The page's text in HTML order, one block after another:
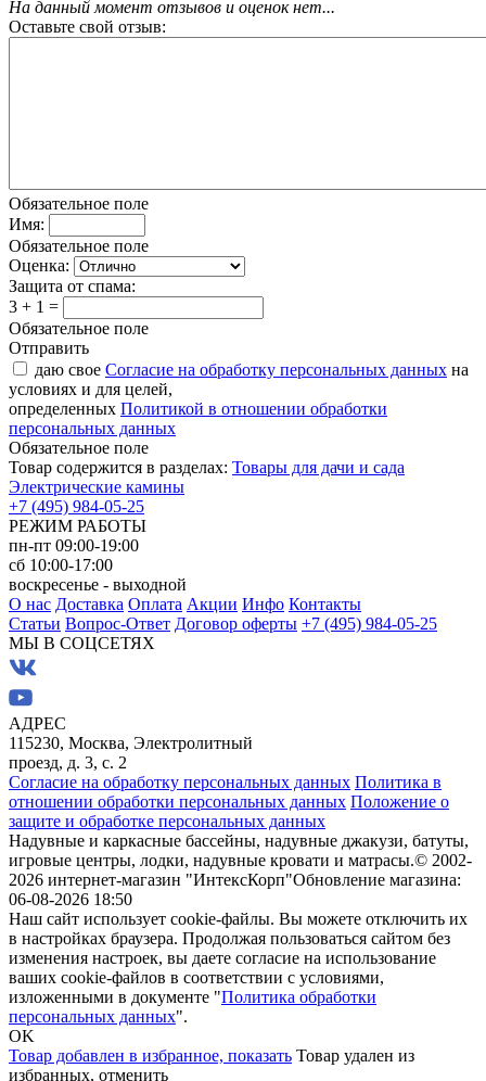
На данный момент отзывов и оценок нет...
Оставьте свой отзыв:
Обязательное поле
Имя:
Обязательное поле
Оценка:
Защита от спама:
3 + 1 =
Обязательное поле
Отправить
даю свое Согласие на обработку персональных данных на
условиях и для целей,
определенных Политикой в отношении обработки
персональных данных
Обязательное поле
Товар содержится в разделах: Товары для дачи и сада
Электрические камины
+7 (495) 984-05-25
РЕЖИМ РАБОТЫ
пн-пт 09:00-19:00
сб 10:00-17:00
воскресенье - выходной
О нас Доставка Оплата Акции Инфо Контакты
Статьи Вопрос-Ответ Договор оферты +7 (495) 984-05-25
МЫ В СОЦСЕТЯХ
АДРЕС
115230, Москва, Электролитный
проезд, д. 3, с. 2
Согласие на обработку персональных данных Политика в
отношении обработки персональных данных Положение о
защите и обработке персональных данных
Надувные и каркасные бассейны, надувные джакузи, батуты,
игровые центры, лодки, надувные кровати и матрасы.© 2002-
2026 интернет-магазин "ИнтексКорп"Обновление магазина:
06-08-2026 18:50
Наш сайт использует cookie-файлы. Вы можете отключить их
в настройках браузера. Продолжая пользоваться сайтом без
изменения настроек, вы даете согласие на использование
ваших cookie-файлов в соответствии с условиями,
изложенными в документе "Политика обработки
персональных данных".
OK
Товар добавлен в избранное, показать Товар удален из
избранных, отменить